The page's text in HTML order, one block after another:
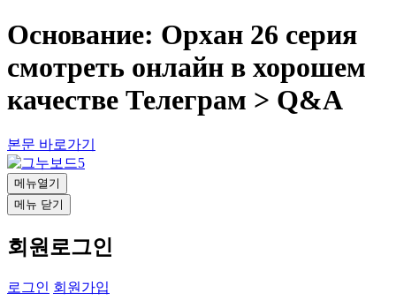
Основание: Орхан 26 серия
смотреть онлайн в хорошем
качестве Телеграм > Q&A
본문 바로가기
메뉴열기
메뉴 닫기
회원로그인
로그인 회원가입